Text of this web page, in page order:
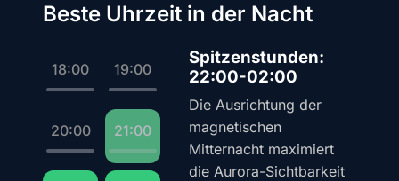
Beste Uhrzeit in der Nacht
18:00 19:00
20:00 21:00
Spitzenstunden:
22:00-02:00
Die Ausrichtung der
magnetischen
Mitternacht maximiert
die Aurora-Sichtbarkeit